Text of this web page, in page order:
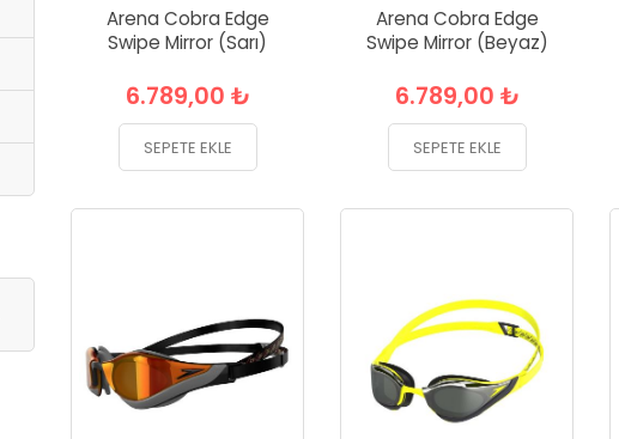
Arena Cobra Edge
Swipe Mirror (Sarı)
6.789,00 ₺
SEPETE EKLE
Arena Cobra Edge
Swipe Mirror (Beyaz)
6.789,00 ₺
SEPETE EKLE